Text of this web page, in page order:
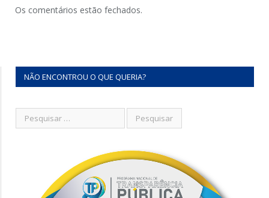
Os comentários estão fechados.
NÃO ENCONTROU O QUE QUERIA?